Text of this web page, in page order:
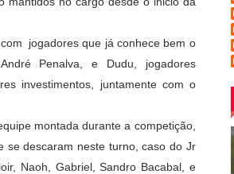
jogadores que já conhece bem o
Penalva, e Dudu, jogadores
investimentos, juntamente com o
montada durante a competição,
se descaram neste turno, caso do Jr
Naoh, Gabriel, Sandro Bacabal, e